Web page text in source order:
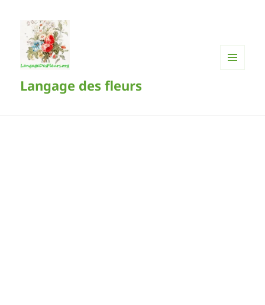
Langage des fleurs